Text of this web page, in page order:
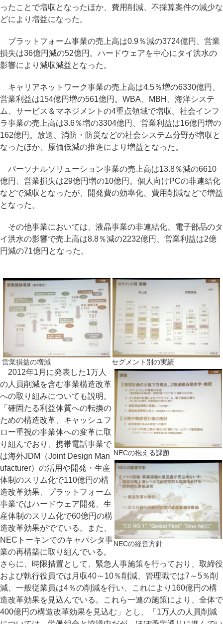
ったことで増収となったほか、費用削減、不採算案件の減少な
どにより増益になった。
プラットフォーム事業の売上高は0.9％減の3724億円、営業
損失は36億円減の52億円。ハードウェアを中心にタイ洪水の
影響により減収減益となった。
キャリアネットワーク事業の売上高は4.5％増の6330億円、
営業利益は154億円増の561億円。WBA、MBH、海洋システ
ム、サービス＆マネジメントの4重点領域で増収。社会インフ
ラ事業の売上高は3.6％増の3304億円、営業利益は16億円増の
162億円。放送、消防・防災などの社会システム分野が増収と
なったほか、原価低減の推進により増益となった。
パーソナルソリューション事業の売上高は13.8％減の6610
億円、営業損失は29億円増の10億円。個人向けPCの非連結化
などで減収となったが、開発費の効率化、費用削減などで増益
となった。
その他事業においては、液晶事業の非連結化、電子部品のタ
イ洪水の影響で売上高は8.8％減の2232億円、営業利益は2億
円減の71億円となった。
営業損益の増減 セグメント別の実績
NECの抱える課題
NECの経営方針
2012年1月に発表した1万人
の人員削減を含む事業構造改革
への取り組みについても説明。
「確固たる利益体質への転換の
ための構造改革、キャッシュフ
ロー重視の事業体への変革に取
り組んでおり、携帯電話事業で
は海外JDM（Joint Design Man
ufacturer）の活用や開発・生産
体制のスリム化で110億円の構
造改革効果、プラットフォーム
事業ではハードウェア開発、生
産体制のスリム化で60億円の構
造改革効果がでている。また、
NECトーキンでのキャパシタ事
業の再構築に取り組んでいる。
さらに、時限措置として、緊急人事施策を行っており、取締役
および執行役員では月収40～10％削減、管理職では7～5％削
減、一般従業員は4％の削減を行い、これにより160億円の構
造改革効果を見込んでいる。これら一連の施策により、全体で
400億円の構造改革効果を見込む」とし、「1万人の人員削減